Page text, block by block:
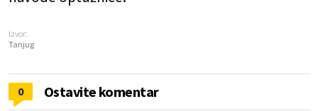
Izvor:
Tanjug
0 Ostavite komentar